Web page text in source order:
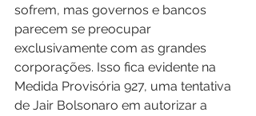
sofrem, mas governos e bancos
parecem se preocupar
exclusivamente com as grandes
corporações. Isso fica evidente na
Medida Provisória 927, uma tentativa
de Jair Bolsonaro em autorizar a